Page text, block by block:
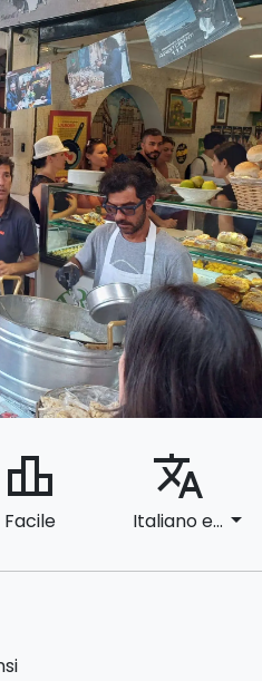
leaderboard
Facile
translate
Italiano e... arrow_drop_down